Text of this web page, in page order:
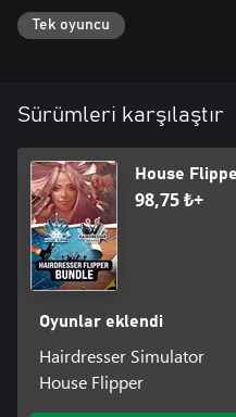
Tek oyuncu
Sürümleri karşılaştır
House
98,75 ₺+
Oyunlar eklendi
Hairdresser Simulator
House Flipper